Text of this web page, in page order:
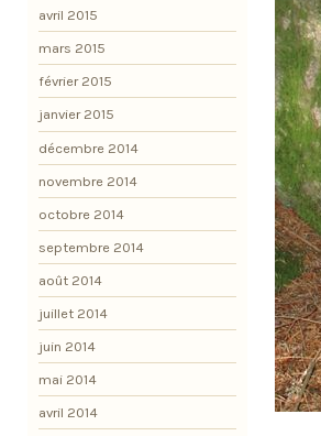
avril 2015
mars 2015
février 2015
janvier 2015
décembre 2014
novembre 2014
octobre 2014
septembre 2014
août 2014
juillet 2014
juin 2014
mai 2014
avril 2014